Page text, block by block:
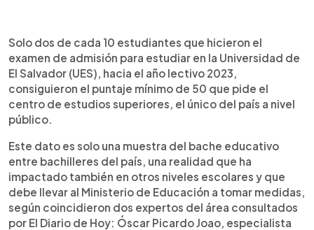
► Escuchar artículo
Solo dos de cada 10 estudiantes que hicieron el
examen de admisión para estudiar en la Universidad de
El Salvador (UES), hacia el año lectivo 2023,
consiguieron el puntaje mínimo de 50 que pide el
centro de estudios superiores, el único del país a nivel
público.
Este dato es solo una muestra del bache educativo
entre bachilleres del país, una realidad que ha
impactado también en otros niveles escolares y que
debe llevar al Ministerio de Educación a tomar medidas,
según coincidieron dos expertos del área consultados
por El Diario de Hoy: Óscar Picardo Joao, especialista